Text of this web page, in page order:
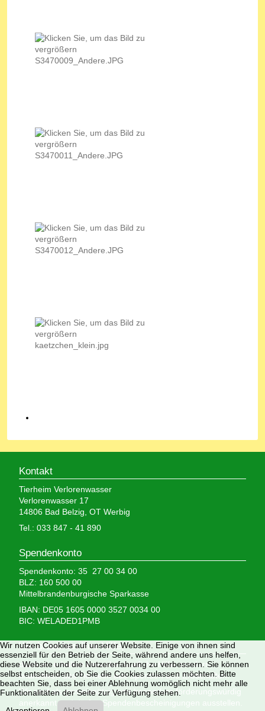
Kontakt
Tierheim Verlorenwasser
Verlorenwasser 17
14806 Bad Belzig, OT Werbig
Tel.: 033 847 - 41 890
Spendenkonto
Spendenkonto: 35 27 00 34 00
BLZ: 160 500 00
Mittelbrandenburgische Sparkasse
IBAN: DE05 1605 0000 3527 0034 00
BIC: WELADED1PMB
Wir brauchen Ihre Hilfe,
denn wir erhalten keinerlei staatliche Hilfe, sondern
finanzieren das Tierheim aus Spenden und Erbschaften.
Wir sind als gemeinnützig und besonders förderungswürdig
anerkannt und dürfen Spendenbescheinigungen ausstellen.
Wir nutzen Cookies auf unserer Website. Einige von ihnen sind
essenziell für den Betrieb der Seite, während andere uns helfen,
diese Website und die Nutzererfahrung zu verbessern. Sie können
selbst entscheiden, ob Sie die Cookies zulassen möchten. Bitte
beachten Sie, dass bei einer Ablehnung womöglich nicht mehr alle
Funktionalitäten der Seite zur Verfügung stehen.